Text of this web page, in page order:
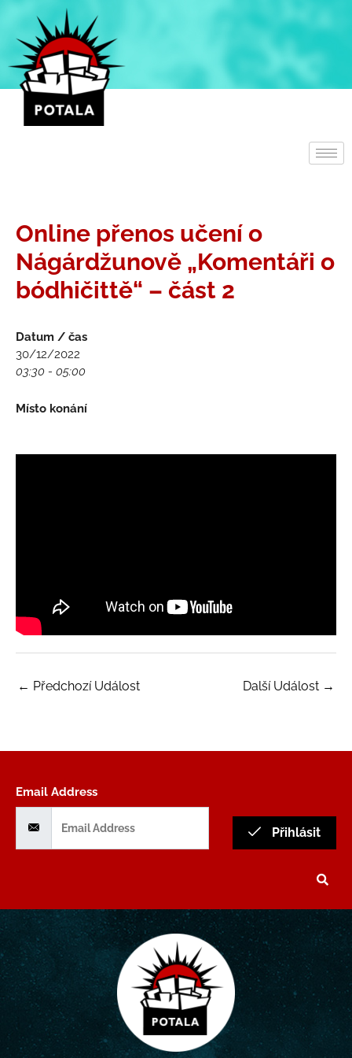
Přeskočit
obsah
Online přenos učení o
Nágárdžunově „Komentáři o
bódhičittě“ – část 2
Datum / čas
30/12/2022
03:30 - 05:00
Místo konání
← Předchozí Událost Další Událost →
Email Address
Přihlásit